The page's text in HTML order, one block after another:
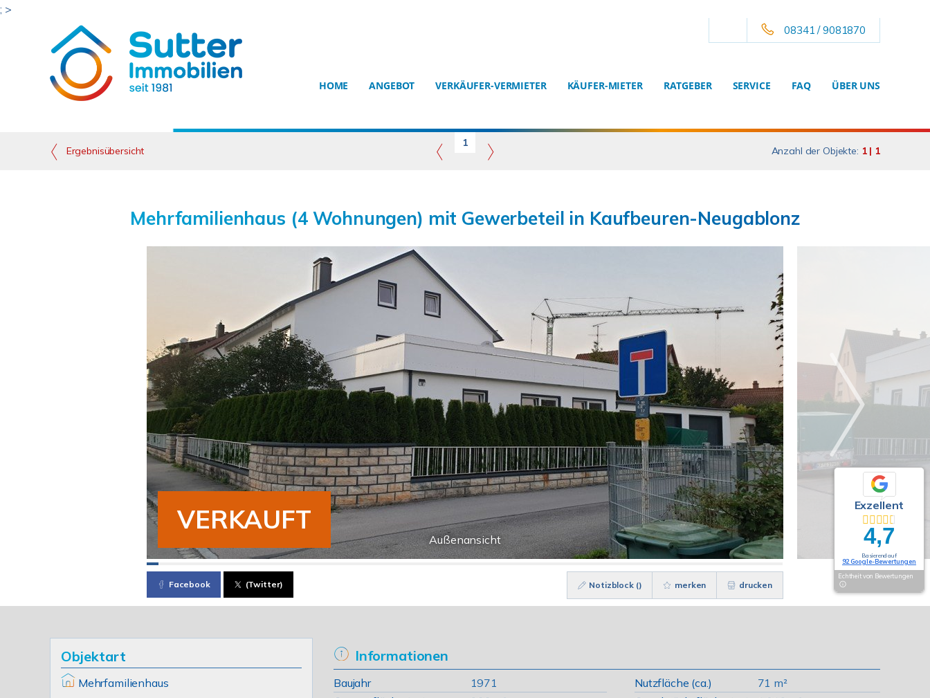
; >
08341 / 9081870
HOME ANGEBOT VERKÄUFER-VERMIETER KÄUFER-MIETER RATGEBER SERVICE FAQ ÜBER UNS
Ergebnisübersicht
1
Anzahl der Objekte: 1 | 1
Mehrfamilienhaus (4 Wohnungen) mit Gewerbeteil in Kaufbeuren-Neugablonz
Außenansicht
VERKAUFT
Facebook (Twitter) Notizblock () merken drucken
Objektart
Mehrfamilienhaus
Informationen
Baujahr 1971 Nutzfläche (ca.)
71 m²
Exzellent
4,7
Basierend auf
92 Google-Bewertungen
Echtheit von Bewertungen